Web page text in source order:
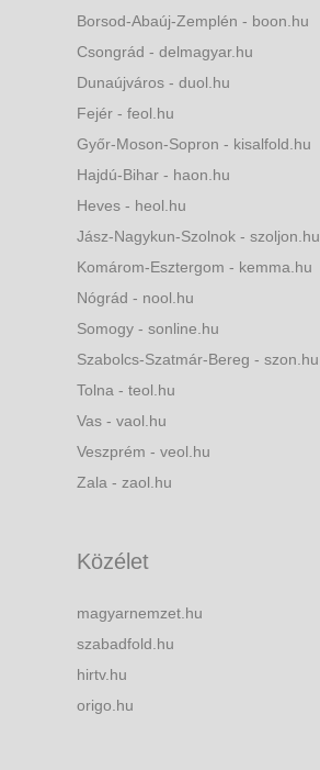
Borsod-Abaúj-Zemplén - boon.hu
Csongrád - delmagyar.hu
Dunaújváros - duol.hu
Fejér - feol.hu
Győr-Moson-Sopron - kisalfold.hu
Hajdú-Bihar - haon.hu
Heves - heol.hu
Jász-Nagykun-Szolnok - szoljon.hu
Komárom-Esztergom - kemma.hu
Nógrád - nool.hu
Somogy - sonline.hu
Szabolcs-Szatmár-Bereg - szon.hu
Tolna - teol.hu
Vas - vaol.hu
Veszprém - veol.hu
Zala - zaol.hu
Közélet
magyarnemzet.hu
szabadfold.hu
hirtv.hu
origo.hu